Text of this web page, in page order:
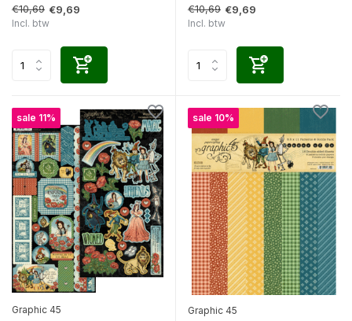
€10,69 €9,69
Incl. btw
€10,69 €9,69
Incl. btw
sale 11%
Graphic 45
sale 10%
Graphic 45